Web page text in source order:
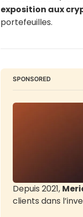
exposition aux
portefeuilles.
SPONSORED
Depuis 2021,
clients dans